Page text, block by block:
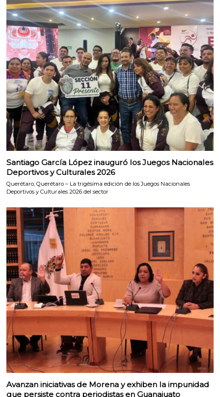
Santiago García López inauguró los Juegos Nacionales
Deportivos y Culturales 2026
Querétaro, Querétaro – La trigésima edición de los Juegos Nacionales
Deportivos y Culturales 2026 del sector
Avanzan iniciativas de Morena y exhiben la impunidad
que persiste contra periodistas en Guanajuato